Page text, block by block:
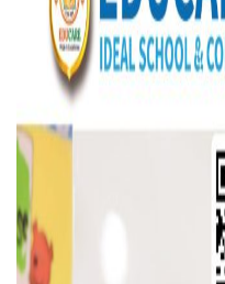
ভারতে ভয়াবহ সড়ক